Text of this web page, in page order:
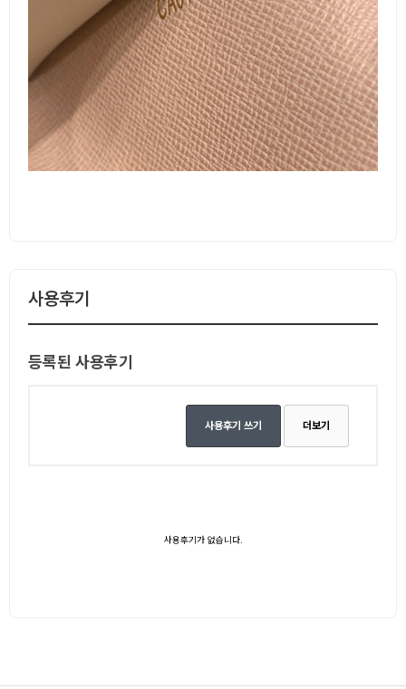
사용후기
등록된 사용후기
사용후기 쓰기 더보기
사용후기가 없습니다.